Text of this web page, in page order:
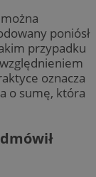
poniósł
przypadku
oznacza
o sumę, która